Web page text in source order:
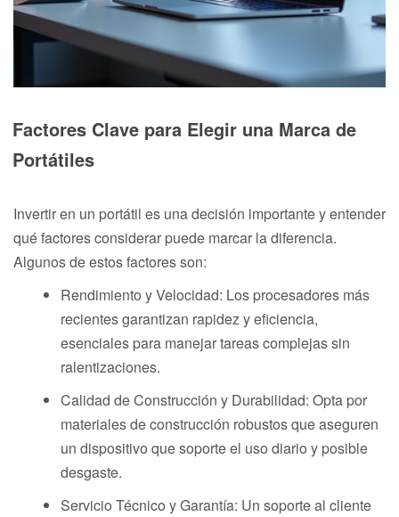
Factores Clave para Elegir una Marca de
Portátiles
Invertir en un portátil es una decisión importante y entender
qué factores considerar puede marcar la diferencia.
Algunos de estos factores son:
Rendimiento y Velocidad: Los procesadores más
recientes garantizan rapidez y eficiencia,
esenciales para manejar tareas complejas sin
ralentizaciones.
Calidad de Construcción y Durabilidad: Opta por
materiales de construcción robustos que aseguren
un dispositivo que soporte el uso diario y posible
desgaste.
Servicio Técnico y Garantía: Un soporte al cliente